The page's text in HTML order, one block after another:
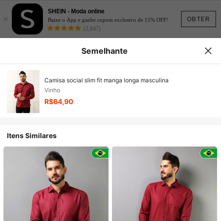
OBTER
×
SHEIN - Moda online
Baixe o App e ganhe cupom exclusivo de 15% OFF!
(2,847)
Semelhante
Camisa social slim fit manga longa masculina
Vinho
R$64,90
Itens Similares